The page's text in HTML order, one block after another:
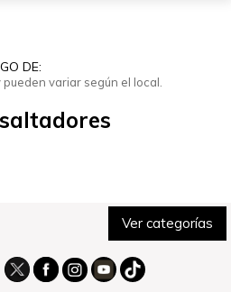
Ver categorías
DE:
variar según el local.